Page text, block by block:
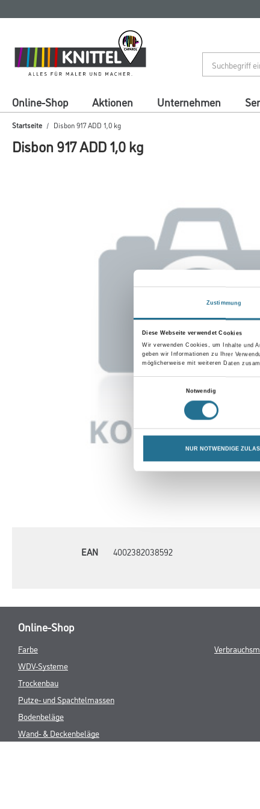
Zustimmung
Diese Webseite verwendet Cookies
Wir verwenden Cookies, um Inhalte und
geben wir Informationen zu Ihrer
möglicherweise mit weiteren Daten
Notwendig
NUR NOTWENDIGE
springen
springen
Online-Shop Aktionen Unternehmen
Startseite Disbon 917 ADD 1,0 kg
Disbon 917 ADD 1,0 kg
EAN 4002382038592
Online-Shop
Farbe
WDV-Systeme
Trockenbau
Putze- und Spachtelmassen
Bodenbeläge
Wand- & Deckenbeläge